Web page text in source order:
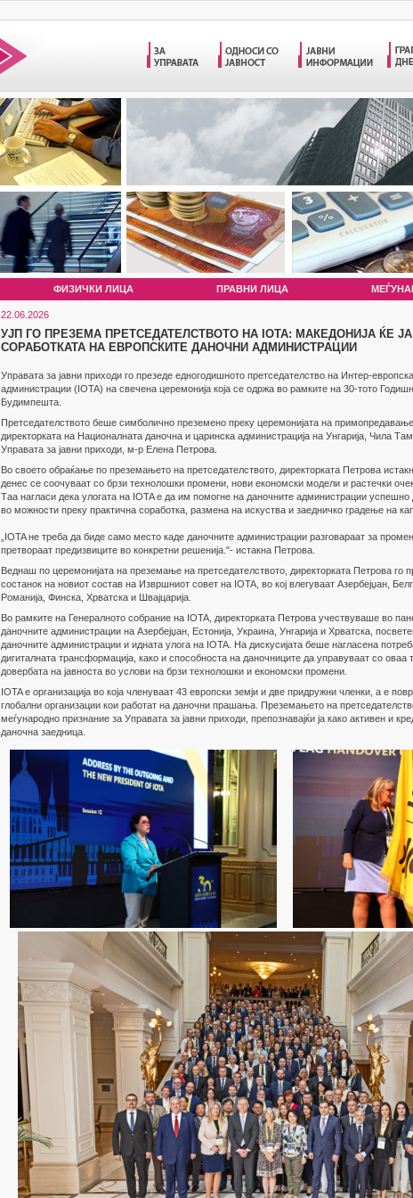
ФИЗИЧКИ ЛИЦА ПРАВНИ ЛИЦА
22.06.2026
УЈП ГО ПРЕЗЕМА ПРЕТСЕДАТЕЛСТВОТО НА IOTA: МАКЕДОНИЈА ЌЕ
СОРАБОТКАТА НА ЕВРОПСКИТЕ ДАНОЧНИ АДМИНИСТРАЦИИ
Управата за јавни приходи го презеде едногодишното претседателство на Интер-
администрации (IOTA) на свечена церемонија која се одржа во рамките на 30-тото
Будимпешта.
Претседателството беше симболично преземено преку церемонијата на
директорката на Националната даночна и царинска администрација на Унгарија, Чила
Управата за јавни приходи, м-р Елена Петрова.
Во своето обраќање по преземањето на претседателството, директорката Петрова
денес се соочуваат со брзи технолошки промени, нови економски модели и растечки
Таа нагласи дека улогата на IOTA е да им помогне на даночните администрации успешно
во можности преку практична соработка, размена на искуства и заедничко градење на
„IOTA не треба да биде само место каде даночните администрации разговараат за
претвораат предизвиците во конкретни решенија."- истакна Петрова.
Веднаш по церемонијата на преземање на претседателството, директорката Петрова го
состанок на новиот состав на Извршниот совет на IOTA, во кој влегуваат Азербејџан,
Романија, Финска, Хрватска и Швајцарија.
Во рамките на Генералното собрание на IOTA, директорката Петрова учествуваше во
даночните администрации на Азербејџан, Естонија, Украина, Унгарија и Хрватска,
даночните администрации и идната улога на IOTA. На дискусијата беше нагласена
дигиталната трансформација, како и способноста на даночниците да управуваат со оваа
довербата на јавноста во услови на брзи технолошки и економски промени.
IOTA е организација во која членуваат 43 европски земји и две придружни членки, а е
глобални организации кои работат на даночни прашања. Преземањето на
меѓународно признание за Управата за јавни приходи, препознавајќи ја како активен и
даночна заедница.